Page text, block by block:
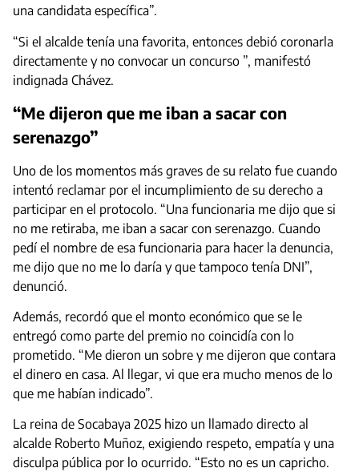
una candidata específica”.
“Si el alcalde tenía una favorita, entonces debió coronarla
directamente y no convocar un concurso ”, manifestó
indignada Chávez.
“Me dijeron que me iban a sacar con
serenazgo”
Uno de los momentos más graves de su relato fue cuando
intentó reclamar por el incumplimiento de su derecho a
participar en el protocolo. “Una funcionaria me dijo que si
no me retiraba, me iban a sacar con serenazgo. Cuando
pedí el nombre de esa funcionaria para hacer la denuncia,
me dijo que no me lo daría y que tampoco tenía DNI”,
denunció.
Además, recordó que el monto económico que se le
entregó como parte del premio no coincidía con lo
prometido. “Me dieron un sobre y me dijeron que contara
el dinero en casa. Al llegar, vi que era mucho menos de lo
que me habían indicado”.
La reina de Socabaya 2025 hizo un llamado directo al
alcalde Roberto Muñoz, exigiendo respeto, empatía y una
disculpa pública por lo ocurrido. “Esto no es un capricho.